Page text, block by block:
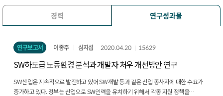
경력 연구성과물
연구보고서 이종주 심지섭 2020.04.20 15629
SW하도급 노동환경 분석과 개발자 처우 개선방안 연구
SW산업은 지속적으로 발전하고 있어 SW개발 등과 같은 산업 종사자에 대한 수요가
증가하고 있다. 정부는 산업으로 SW인력을 유치하기 위해서 각종 지원 정책을